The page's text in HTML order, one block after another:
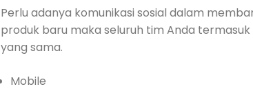
Perlu adanya komunikasi sosial dalam
produk baru maka seluruh tim Anda
yang sama.
Mobile